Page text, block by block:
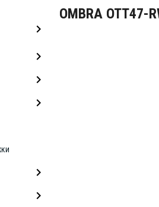
OMBRA OTT47-